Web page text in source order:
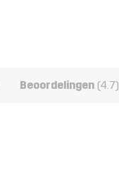
Beoordelingen (4.7)